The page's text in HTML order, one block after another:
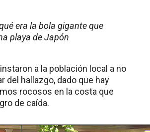
era la bola gigante que
playa de Japón
a la población local a no
del hallazgo, dado que hay
rocosos en la costa que
de caída.